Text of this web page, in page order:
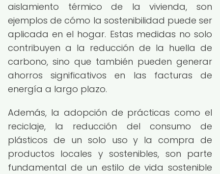
aislamiento térmico de la vivienda, son
ejemplos de cómo la sostenibilidad puede ser
aplicada en el hogar. Estas medidas no solo
contribuyen a la reducción de la huella de
carbono, sino que también pueden generar
ahorros significativos en las facturas de
energía a largo plazo.
Además, la adopción de prácticas como el
reciclaje, la reducción del consumo de
plásticos de un solo uso y la compra de
productos locales y sostenibles, son parte
fundamental de un estilo de vida sostenible